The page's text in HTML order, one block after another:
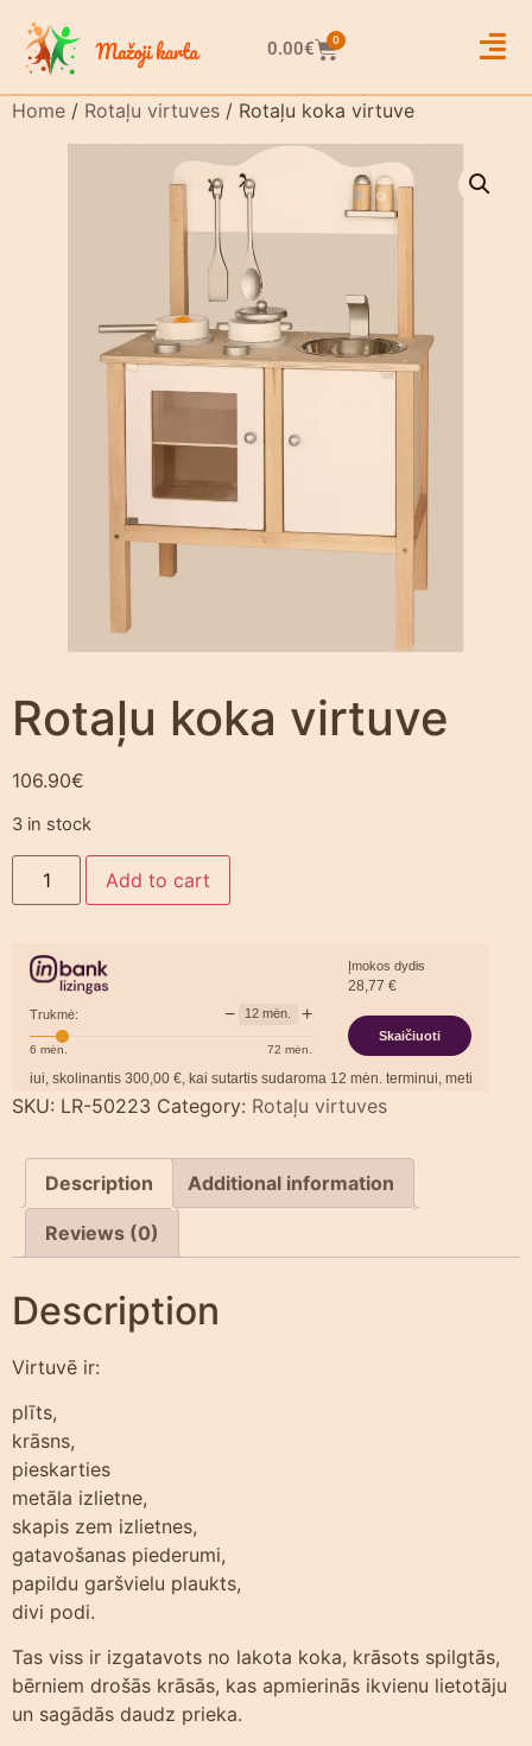
0.00€ 0
Home / Rotaļu virtuves / Rotaļu koka virtuve
Rotaļu koka virtuve
106.90€
3 in stock
Add to cart
Trukmė: − 12 mėn. +
6 mėn. 72 mėn.
Įmokos dydis
28,77 €
Skaičiuoti
skolinantis300,00€, kai sutartis sudaroma12mėn. terminui, metinė palūkanų
SKU: LR-50223 Category: Rotaļu virtuves
Description Additional information
Reviews (0)
Description
Virtuvē ir:
plīts,
krāsns,
pieskarties
metāla izlietne,
skapis zem izlietnes,
gatavošanas piederumi,
papildu garšvielu plaukts,
divi podi.
Tas viss ir izgatavots no lakota koka, krāsots spilgtās,
bērniem drošās krāsās, kas apmierinās ikvienu lietotāju
un sagādās daudz prieka.